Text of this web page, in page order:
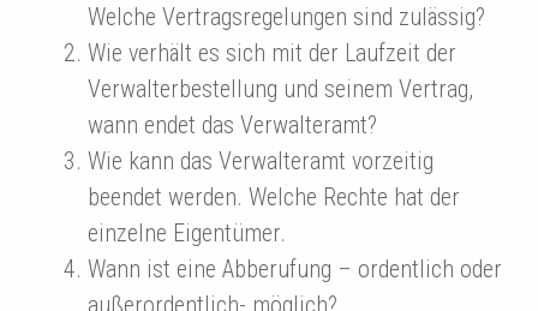
Welche Vertragsregelungen sind zulässig?
Wie verhält es sich mit der Laufzeit der
Verwalterbestellung und seinem Vertrag,
wann endet das Verwalteramt?
Wie kann das Verwalteramt vorzeitig
beendet werden. Welche Rechte hat der
einzelne Eigentümer.
Wann ist eine Abberufung – ordentlich oder
außerordentlich- möglich?